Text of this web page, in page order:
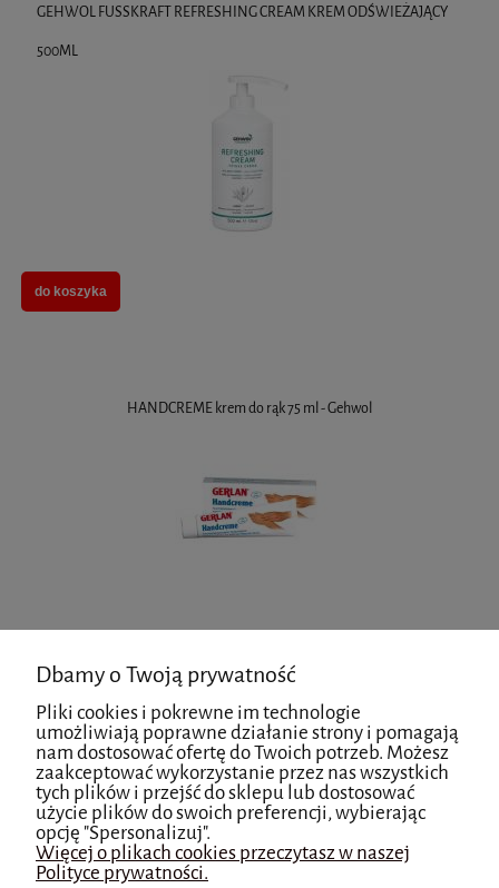
GEHWOL FUSSKRAFT REFRESHING CREAM KREM ODŚWIEŻAJĄCY
500ML
do koszyka
HANDCREME krem do rąk 75 ml - Gehwol
Krem pielęgnacyjny do skórek 15 ml - Gehwol
Dbamy o Twoją prywatność
Pliki cookies i pokrewne im technologie
umożliwiają poprawne działanie strony i pomagają
nam dostosować ofertę do Twoich potrzeb. Możesz
zaakceptować wykorzystanie przez nas wszystkich
tych plików i przejść do sklepu lub dostosować
użycie plików do swoich preferencji, wybierając
opcję "Spersonalizuj".
Więcej o plikach cookies przeczytasz w naszej
Polityce prywatności.